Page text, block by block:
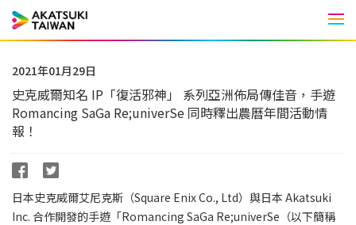
2021年01月29日
史克威爾知名 IP「復活邪神」 系列亞洲佈局傳佳音，手遊
Romancing SaGa Re;univerSe 同時釋出農曆年間活動情
報！
日本史克威爾艾尼克斯（Square Enix Co., Ltd）與日本 Akatsuki
Inc. 合作開發的手遊「Romancing SaGa Re;univerSe（以下簡稱